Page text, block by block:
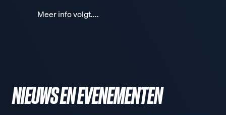
Meer info volgt....
NIEUWS EN EVENEMENTEN